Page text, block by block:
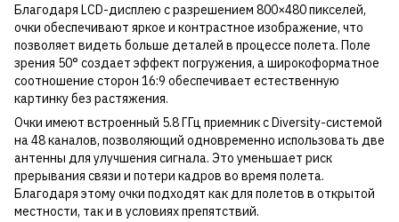
Благодаря LCD-дисплею с разрешением 800×480 пикселей,
очки обеспечивают яркое и контрастное изображение, что
позволяет видеть больше деталей в процессе полета. Поле
зрения 50° создает эффект погружения, а широкоформатное
соотношение сторон 16:9 обеспечивает естественную
картинку без растяжения.
Очки имеют встроенный 5.8 ГГц приемник с Diversity-системой
на 48 каналов, позволяющий одновременно использовать две
антенны для улучшения сигнала. Это уменьшает риск
прерывания связи и потери кадров во время полета.
Благодаря этому очки подходят как для полетов в открытой
местности, так и в условиях препятствий.